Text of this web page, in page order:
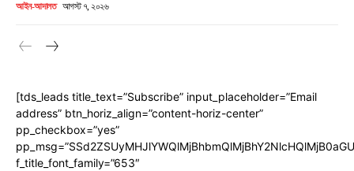
আইন-আদালত আগস্ট ৭, ২০২৬
[tds_leads title_text=”Subscribe” input_placeholder=”Email
address” btn_horiz_align=”content-horiz-center”
pp_checkbox=”yes”
f_title_font_family=”653″